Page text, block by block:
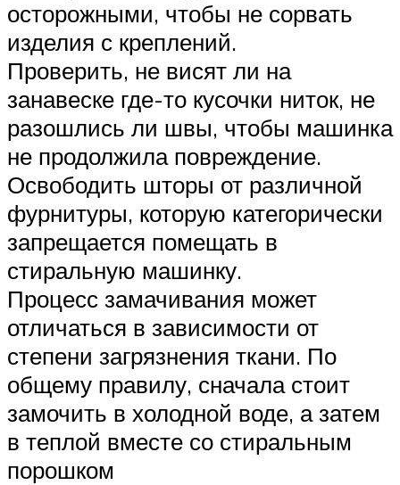
осторожными, чтобы не сорвать
изделия с креплений.
Проверить, не висят ли на
занавеске где-то кусочки ниток, не
разошлись ли швы, чтобы машинка
не продолжила повреждение.
Освободить шторы от различной
фурнитуры, которую категорически
запрещается помещать в
стиральную машинку.
Процесс замачивания может
отличаться в зависимости от
степени загрязнения ткани. По
общему правилу, сначала стоит
замочить в холодной воде, а затем
в теплой вместе со стиральным
порошком